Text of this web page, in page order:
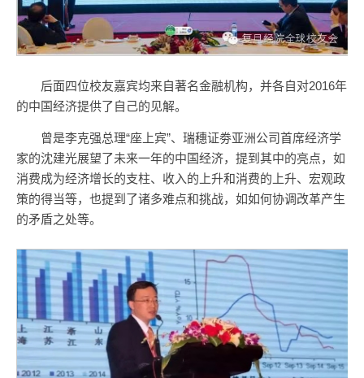
后面四位校友嘉宾均来自著名金融机构，并各自对2016年
的中国经济提供了自己的见解。
曾是李克强总理“座上宾”、瑞穗证劵亚洲公司首席经济学
家的沈建光展望了未来一年的中国经济，提到其中的亮点，如
消费成为经济增长的支柱、收入的上升和消费的上升、宏观政
策的得当等，也提到了诸多难点和挑战，如如何协调改革产生
的矛盾之处等。